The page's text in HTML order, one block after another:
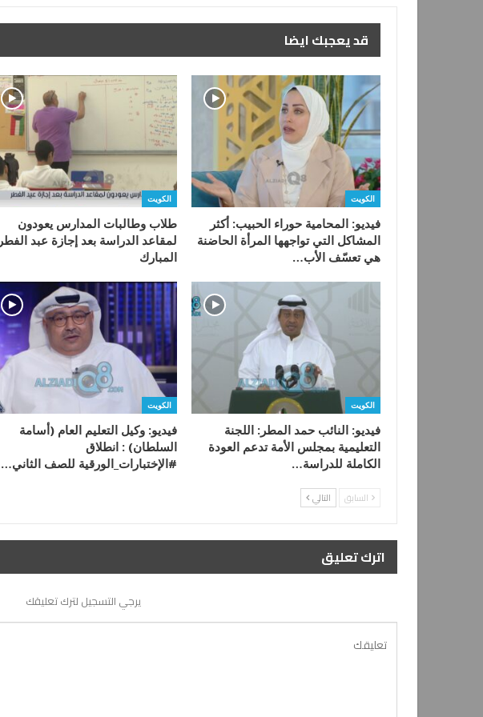
قد يعجبك ايضا
الكويت
فيديو: المحامية حوراء الحبيب: أكثر
المشاكل التي تواجهها المرأة الحاضنة
هي تعسّف الأب…
الكويت
طلاب وطالبات المدارس يعودون
لمقاعد الدراسة بعد إجازة عبد الفطر
المبارك
الكويت
فيديو: النائب حمد المطر: اللجنة
التعليمية بمجلس الأمة تدعم العودة
الكاملة للدراسة…
الكويت
فيديو: وكيل التعليم العام (أسامة
السلطان) : انطلاق
#الإختبارات_الورقية للصف الثاني…
السابق التالي
اترك تعليق
يرجي التسجيل لترك تعليقك